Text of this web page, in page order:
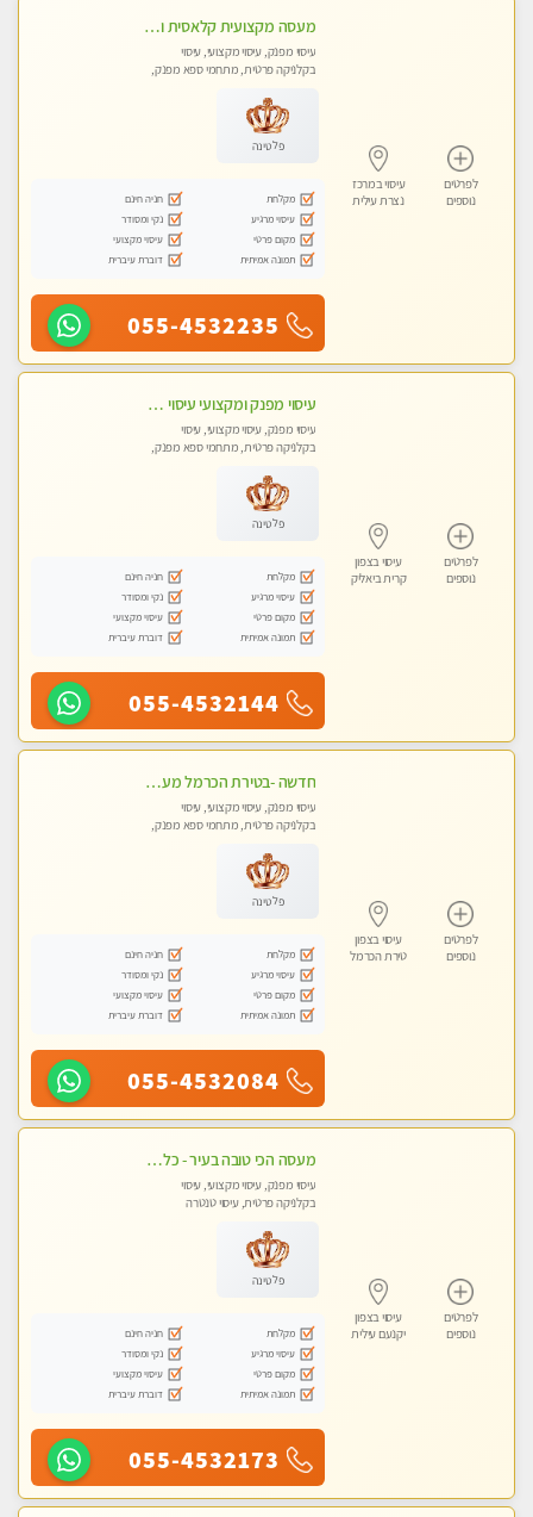
לפרטים
נוספים
עיסוי במרכז
נצרת עילית
מעסה מקצועית קלאסית ומפנקת בחיפה
עיסוי מפנק, עיסוי מקצועי, עיסוי
בקלניקה פרטית, מתחמי ספא מפנק,
פלטינה
מקלחת
חניה חינם
עיסוי מרגיע
נקי ומסודר
מקום פרטי
עיסוי מקצועי
תמונה אמיתית
דוברת עיברית
055-4532235
לפרטים
נוספים
עיסוי בצפון
קרית ביאליק
עיסוי מפנק ומקצועי עיסוי עם אבנים חמות. מעסה עם תעודות. טיפול מרגיע משחרר באווירה נעימה נקיה ומסודרת. יש חניה ומקלחת
עיסוי מפנק, עיסוי מקצועי, עיסוי
בקלניקה פרטית, מתחמי ספא מפנק,
פלטינה
מקלחת
חניה חינם
עיסוי מרגיע
נקי ומסודר
מקום פרטי
עיסוי מקצועי
תמונה אמיתית
דוברת עיברית
055-4532144
לפרטים
נוספים
עיסוי בצפון
טירת הכרמל
חדשה -בטירת הכרמל מעסה איכותית מפנקת ומקצועית עיסוי חלומי ..... בקריות
עיסוי מפנק, עיסוי מקצועי, עיסוי
בקלניקה פרטית, מתחמי ספא מפנק,
פלטינה
מקלחת
חניה חינם
עיסוי מרגיע
נקי ומסודר
מקום פרטי
עיסוי מקצועי
תמונה אמיתית
דוברת עיברית
055-4532084
לפרטים
נוספים
עיסוי בצפון
יקנעם עילית
מעסה הכי טובה בעיר - כל סוגי העיסויים מעסה מקצועית ואיכותית פרטי!!!
עיסוי מפנק, עיסוי מקצועי, עיסוי
בקלניקה פרטית, עיסוי טנטרה
פלטינה
מקלחת
חניה חינם
עיסוי מרגיע
נקי ומסודר
מקום פרטי
עיסוי מקצועי
תמונה אמיתית
דוברת עיברית
055-4532173